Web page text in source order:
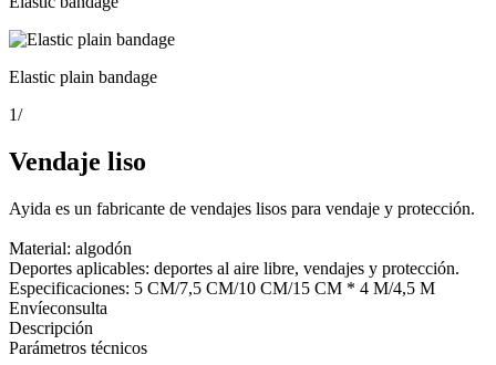
Elastic plain bandage
1/
Vendaje liso
Ayida es un fabricante de vendajes lisos para vendaje y protección.
Material: algodón
Deportes aplicables: deportes al aire libre, vendajes y protección.
Especificaciones: 5 CM/7,5 CM/10 CM/15 CM * 4 M/4,5 M
Envíeconsulta
Descripción
Parámetros técnicos